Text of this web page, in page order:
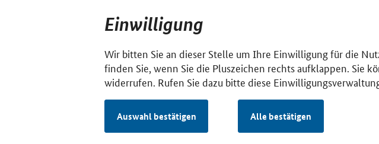
Einwilligung
Wir bitten Sie an dieser Stelle um Ihre Einwilligung für die
finden Sie, wenn Sie die Pluszeichen rechts aufklappen.
widerrufen. Rufen Sie dazu bitte diese
Auswahl bestätigen Alle bestätigen